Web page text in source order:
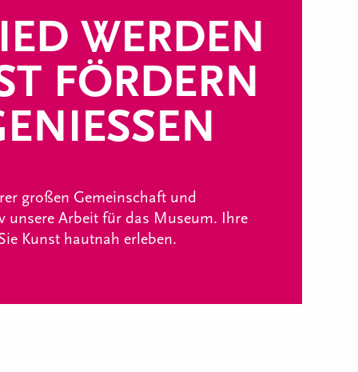
WERDEN
FÖRDERN
großen Gemeinschaft und
unsere Arbeit für das Museum. Ihre
Kunst hautnah erleben.